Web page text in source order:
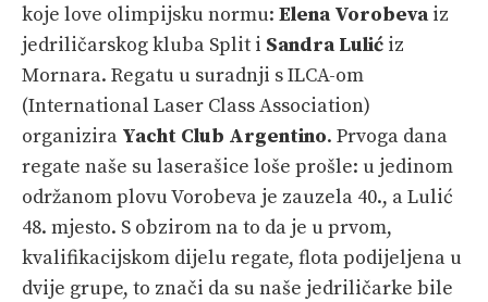
koje love olimpijsku normu: Elena Vorobeva iz
jedriličarskog kluba Split i Sandra Lulić iz
Mornara. Regatu u suradnji s ILCA-om
(International Laser Class Association)
organizira Yacht Club Argentino. Prvoga dana
regate naše su laserašice loše prošle: u jedinom
održanom plovu Vorobeva je zauzela 40., a Lulić
48. mjesto. S obzirom na to da je u prvom,
kvalifikacijskom dijelu regate, flota podijeljena u
dvije grupe, to znači da su naše jedriličarke bile